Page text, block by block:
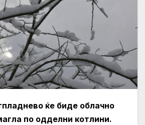
ќе биде облачно
по одделни котлини.